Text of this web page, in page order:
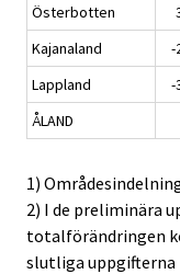
Österbotten
Kajanaland
-
Lappland
-
ÅLAND
1)
2) I de preliminära
totalförändringen
slutliga uppgifterna